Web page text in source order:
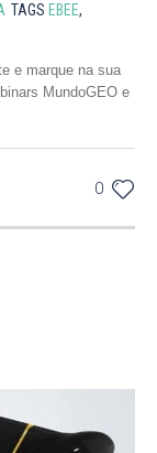
TAGS EBEE,
e marque na sua
MundoGEO e
0